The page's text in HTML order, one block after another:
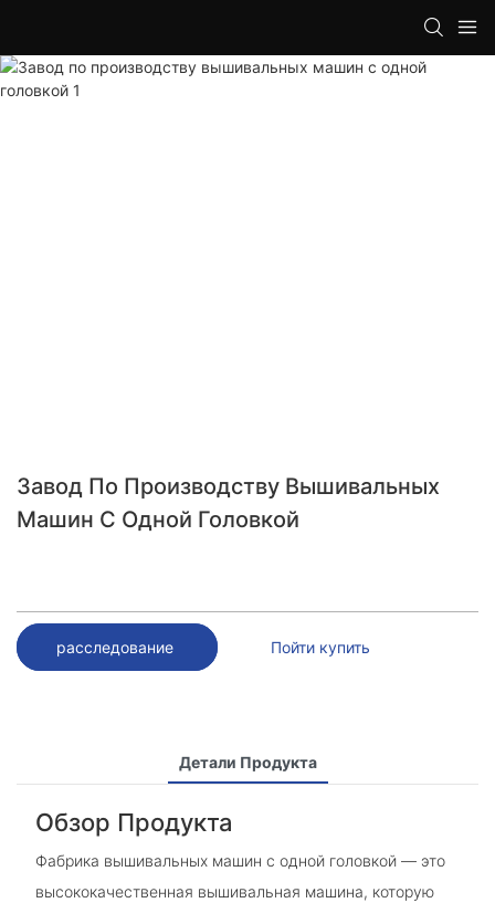
Завод По Производству Вышивальных
Машин С Одной Головкой
расследование Пойти купить
Детали Продукта
Обзор Продукта
Фабрика вышивальных машин с одной головкой — это
высококачественная вышивальная машина, которую